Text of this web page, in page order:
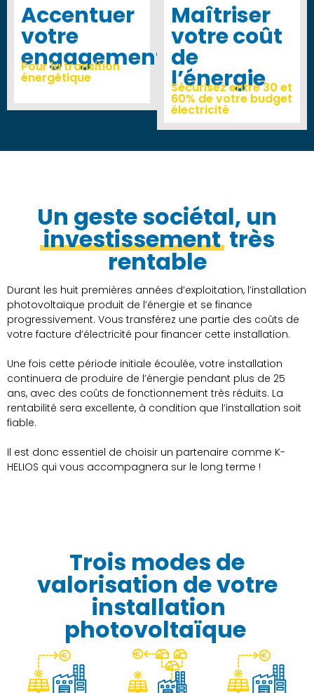
Accentuer
votre
engagement
Pour la transition
énergétique
Maîtriser
votre coût
de
l’énergie
Sécurisez entre 30 et
60% de votre budget
électricité
Un geste sociétal, un
investissementtrès
rentable
Durant les huit premières années d’exploitation, l’installation
photovoltaïque produit de l’énergie et se finance
progressivement. Vous transférez une partie des coûts de
votre facture d’électricité pour financer cette installation.
Une fois cette période initiale écoulée, votre installation
continuera de produire de l’énergie pendant plus de 25
ans, avec des coûts de fonctionnement très réduits. La
rentabilité sera excellente, à condition que l’installation soit
fiable.
Il est donc essentiel de choisir un partenaire comme K-
HELIOS qui vous accompagnera sur le long terme !
Trois modes de
valorisation de votre
installation
photovoltaïque